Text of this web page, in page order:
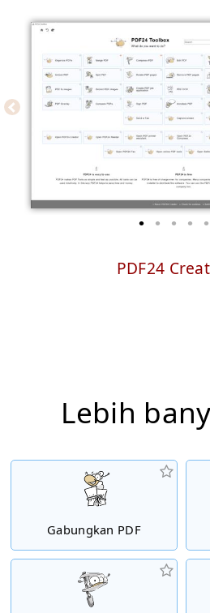
PDF24
Lebih
Gabungkan PDF